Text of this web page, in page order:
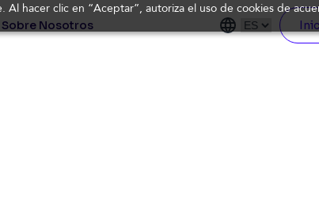
hacer clic en “Aceptar”, autoriza el uso de cookies de
Sobre Nosotros